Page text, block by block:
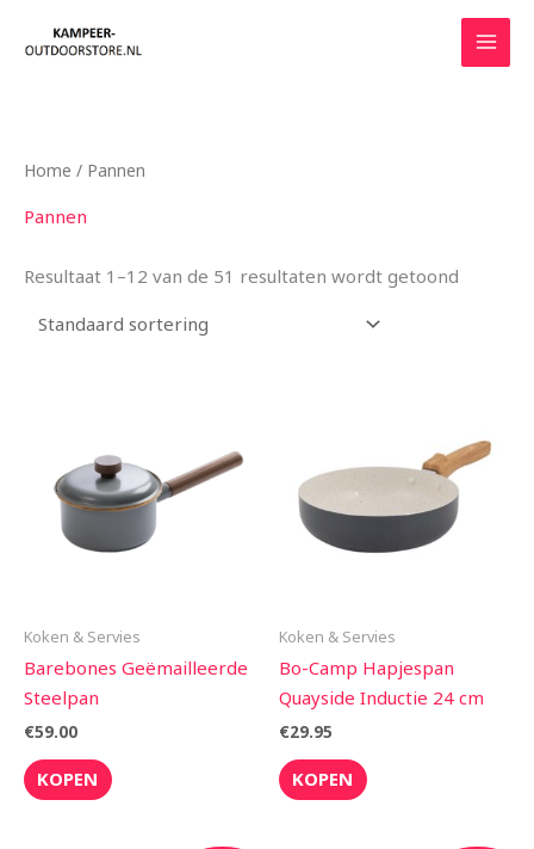
naar
Home / Pannen
Pannen
Resultaat 1–12 van de 51 resultaten wordt getoond
Koken & Servies
Barebones Geëmailleerde
Steelpan
€59.00
KOPEN
Koken & Servies
Bo-Camp Hapjespan
Quayside Inductie 24 cm
€29.95
KOPEN